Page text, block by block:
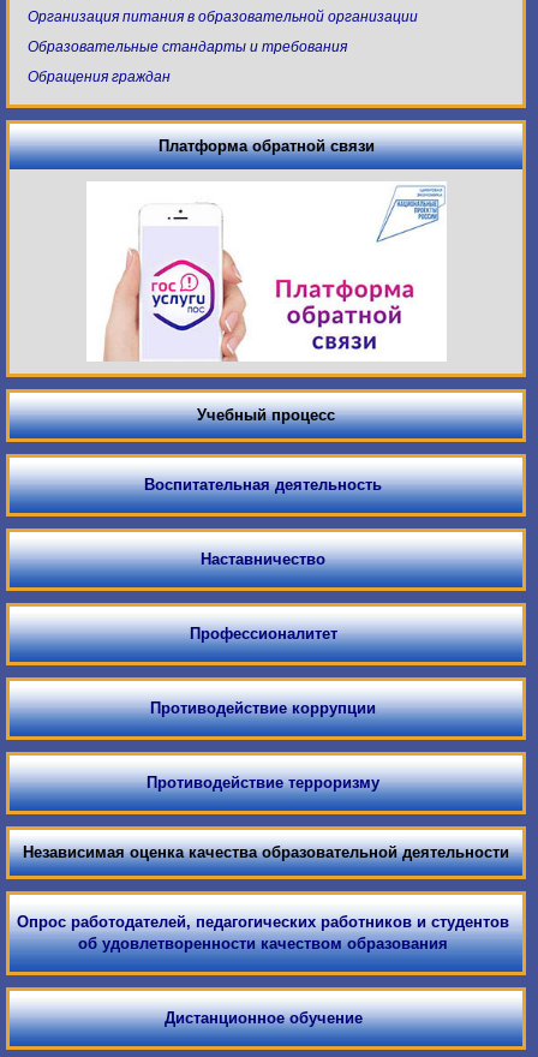
Организация питания в образовательной организации
Образовательные стандарты и требования
Обращения граждан
Платформа обратной связи
Учебный процесс
Воспитательная деятельность
Наставничество
Профессионалитет
Противодействие коррупции
Противодействие терроризму
Независимая оценка качества образовательной деятельности
Опрос работодателей, педагогических работников и студентов
об удовлетворенности качеством образования
Дистанционное обучение